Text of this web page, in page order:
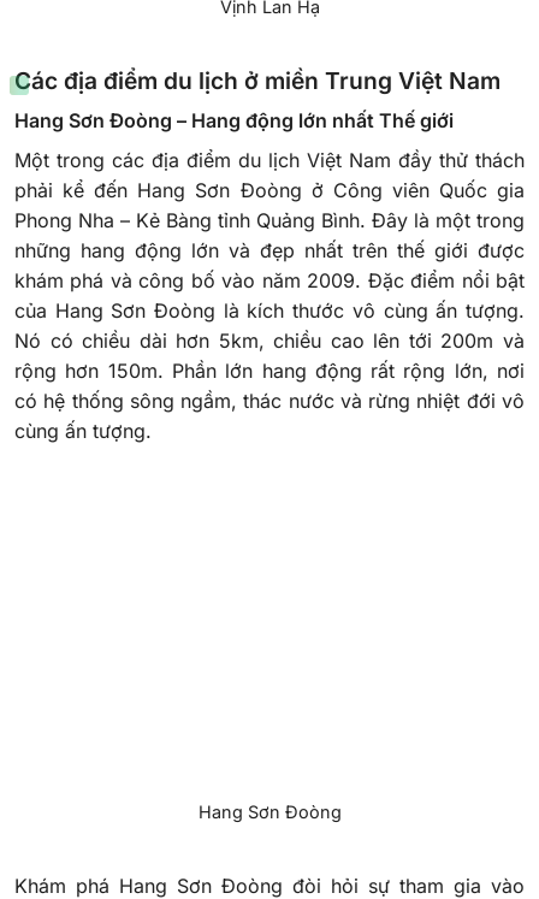
Vịnh Lan Hạ
Các địa điểm du lịch ở miền Trung Việt Nam
Hang Sơn Đoòng – Hang động lớn nhất Thế giới
Một trong các địa điểm du lịch Việt Nam đầy thử thách
phải kể đến Hang Sơn Đoòng ở Công viên Quốc gia
Phong Nha – Kẻ Bàng tỉnh Quảng Bình. Đây là một trong
những hang động lớn và đẹp nhất trên thế giới được
khám phá và công bố vào năm 2009. Đặc điểm nổi bật
của Hang Sơn Đoòng là kích thước vô cùng ấn tượng.
Nó có chiều dài hơn 5km, chiều cao lên tới 200m và
rộng hơn 150m. Phần lớn hang động rất rộng lớn, nơi
có hệ thống sông ngầm, thác nước và rừng nhiệt đới vô
cùng ấn tượng.
Hang Sơn Đoòng
Khám phá Hang Sơn Đoòng đòi hỏi sự tham gia vào